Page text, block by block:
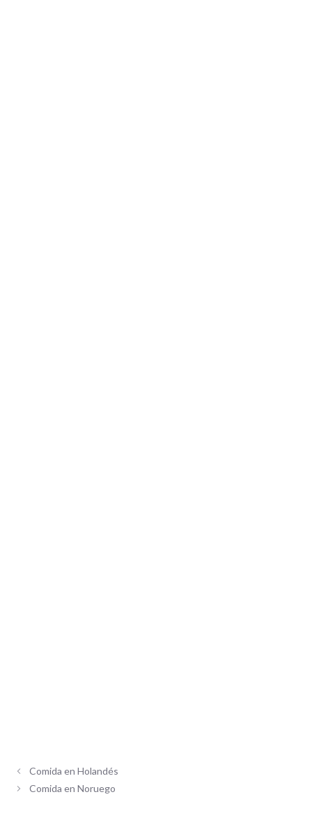
Comida en Holandés
Comida en Noruego